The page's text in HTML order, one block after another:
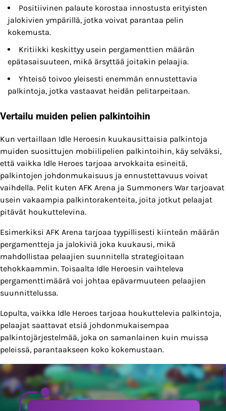
Positiivinen palaute korostaa innostusta erityisten
jalokivien ympärillä, jotka voivat parantaa pelin
kokemusta.
Kritiikki keskittyy usein pergamenttien määrän
epätasaisuuteen, mikä ärsyttää joitakin pelaajia.
Yhteisö toivoo yleisesti enemmän ennustettavia
palkintoja, jotka vastaavat heidän pelitarpeitaan.
Vertailu muiden pelien palkintoihin
Kun vertaillaan Idle Heroesin kuukausittaisia palkintoja
muiden suosittujen mobiilipelien palkintoihin, käy selväksi,
että vaikka Idle Heroes tarjoaa arvokkaita esineitä,
palkintojen johdonmukaisuus ja ennustettavuus voivat
vaihdella. Pelit kuten AFK Arena ja Summoners War tarjoavat
usein vakaampia palkintorakenteita, joita jotkut pelaajat
pitävät houkuttelevina.
Esimerkiksi AFK Arena tarjoaa tyypillisesti kiinteän määrän
pergamentteja ja jalokiviä joka kuukausi, mikä
mahdollistaa pelaajien suunnitella strategioitaan
tehokkaammin. Toisaalta Idle Heroesin vaihteleva
pergamenttimäärä voi johtaa epävarmuuteen pelaajien
suunnittelussa.
Lopulta, vaikka Idle Heroes tarjoaa houkuttelevia palkintoja,
pelaajat saattavat etsiä johdonmukaisempaa
palkintojärjestelmää, joka on samanlainen kuin muissa
peleissä, parantaakseen koko kokemustaan.